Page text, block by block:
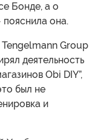
Бонде, а о
пояснила она.
Tengelmann Group
деятельность
Obi DIY”,
был не
и